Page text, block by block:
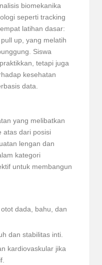
biomekanika
seperti tracking
latihan dasar:
up, yang melatih
Siswa
tetapi juga
kesehatan
data.
yang melibatkan
atas dari posisi
lengan dan
kategori
untuk membangun
dada, bahu, dan
dan stabilitas inti.
kardiovaskular jika